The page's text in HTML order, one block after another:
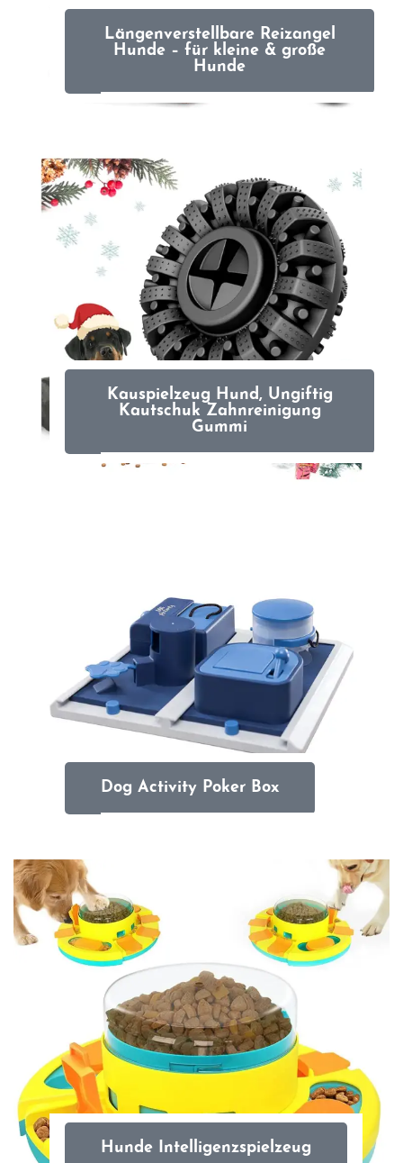
Längenverstellbare Reizangel
Hunde – für kleine & große
Hunde
Kauspielzeug Hund, Ungiftig
Kautschuk Zahnreinigung
Gummi
Dog Activity Poker Box
Hunde Intelligenzspielzeug